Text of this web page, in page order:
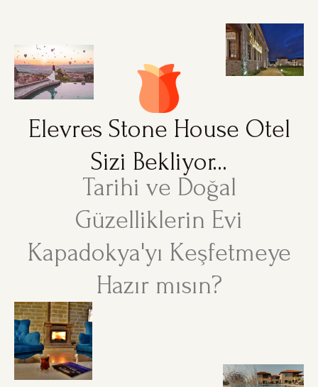
Elevres Stone House Otel
Sizi Bekliyor...
Tarihi ve Doğal
Güzelliklerin Evi
Kapadokya'yı Keşfetmeye
Hazır mısın?